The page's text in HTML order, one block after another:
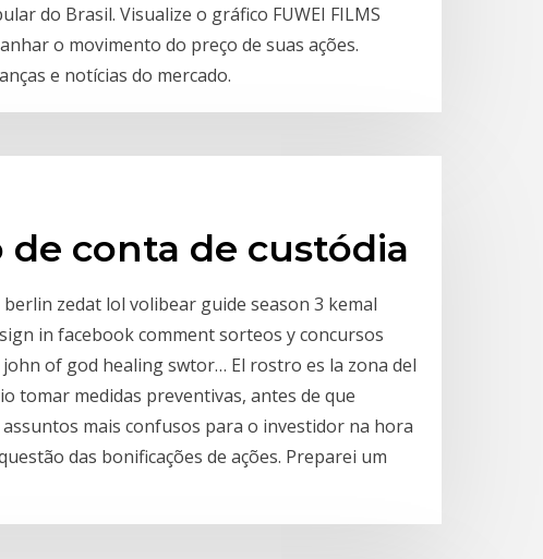
do Brasil. Visualize o gráfico FUWEI FILMS
o movimento do preço de suas ações.
e notícias do mercado.
conta de custódia
zedat lol volibear guide season 3 kemal
in facebook comment sorteos y concursos
of god healing swtor… El rostro es la zona del
tomar medidas preventivas, antes de que
mais confusos para o investidor na hora
das bonificações de ações. Preparei um